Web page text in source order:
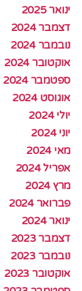
ינואר 2025
דצמבר 2024
נובמבר 2024
אוקטובר 2024
ספטמבר 2024
אוגוסט 2024
יולי 2024
יוני 2024
מאי 2024
אפריל 2024
מרץ 2024
פברואר 2024
ינואר 2024
דצמבר 2023
נובמבר 2023
אוקטובר 2023